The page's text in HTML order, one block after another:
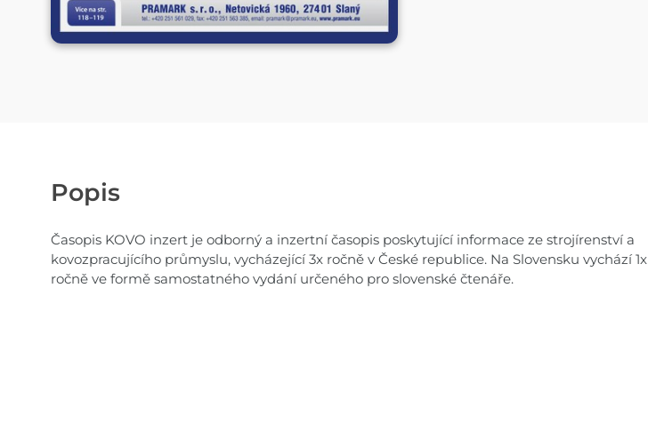
Popis
Časopis KOVO inzert je odborný a inzertní časopis poskytující informace ze strojírenství a
kovozpracujícího průmyslu, vycházející 3x ročně v České republice. Na Slovensku vychází 1x
ročně ve formě samostatného vydání určeného pro slovenské čtenáře.